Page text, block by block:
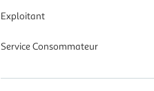
Exploitant
Service Consommateur